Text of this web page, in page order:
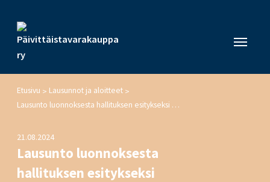
Etusivu > Lausunnot ja aloitteet >
Lausunto luonnoksesta hallituksen esitykseksi kolmansien maiden kansalaisten maahantulon ja oleskelun edellytyksistä kausityöntekijöinä työskentelyä varten annetun lain 1 ja 24 § :n muuttamisesta
21.08.2024
Lausunto luonnoksesta
hallituksen esitykseksi